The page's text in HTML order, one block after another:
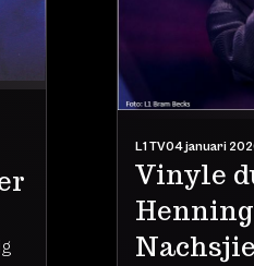
L1 TV04 januari
Vinyle